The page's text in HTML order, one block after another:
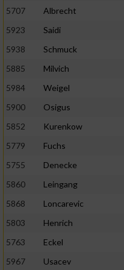
5707 Albrecht
5923
Saidi
5938
Schmuck
5885
Milvich
5984
Weigel
5900
Osigus
5852
Kurenkow
5779
Fuchs
5755
Denecke
5860
Leingang
5868
Loncarevic
5803
Henrich
5763
Eckel
5967
Usacev